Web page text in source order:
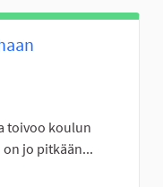
toivoo koulun
jo pitkään...
Seinäjoki